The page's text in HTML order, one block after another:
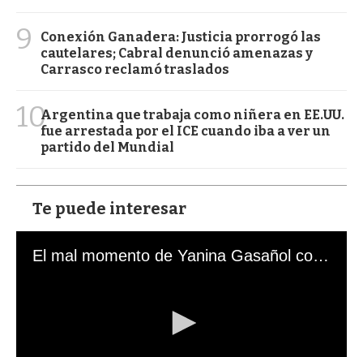
9
Conexión Ganadera: Justicia prorrogó las
cautelares; Cabral denunció amenazas y
Carrasco reclamó traslados
10Argentina que trabaja como niñera en EE.UU.
fue arrestada por el ICE cuando iba a ver un
partido del Mundial
Te puede interesar
El mal momento de Yanina Gasañol con un hincha argentino en "Subrayado"